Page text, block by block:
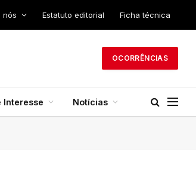
nós Estatuto editorial Ficha técnica
OCORRÊNCIAS
Interesse Notícias